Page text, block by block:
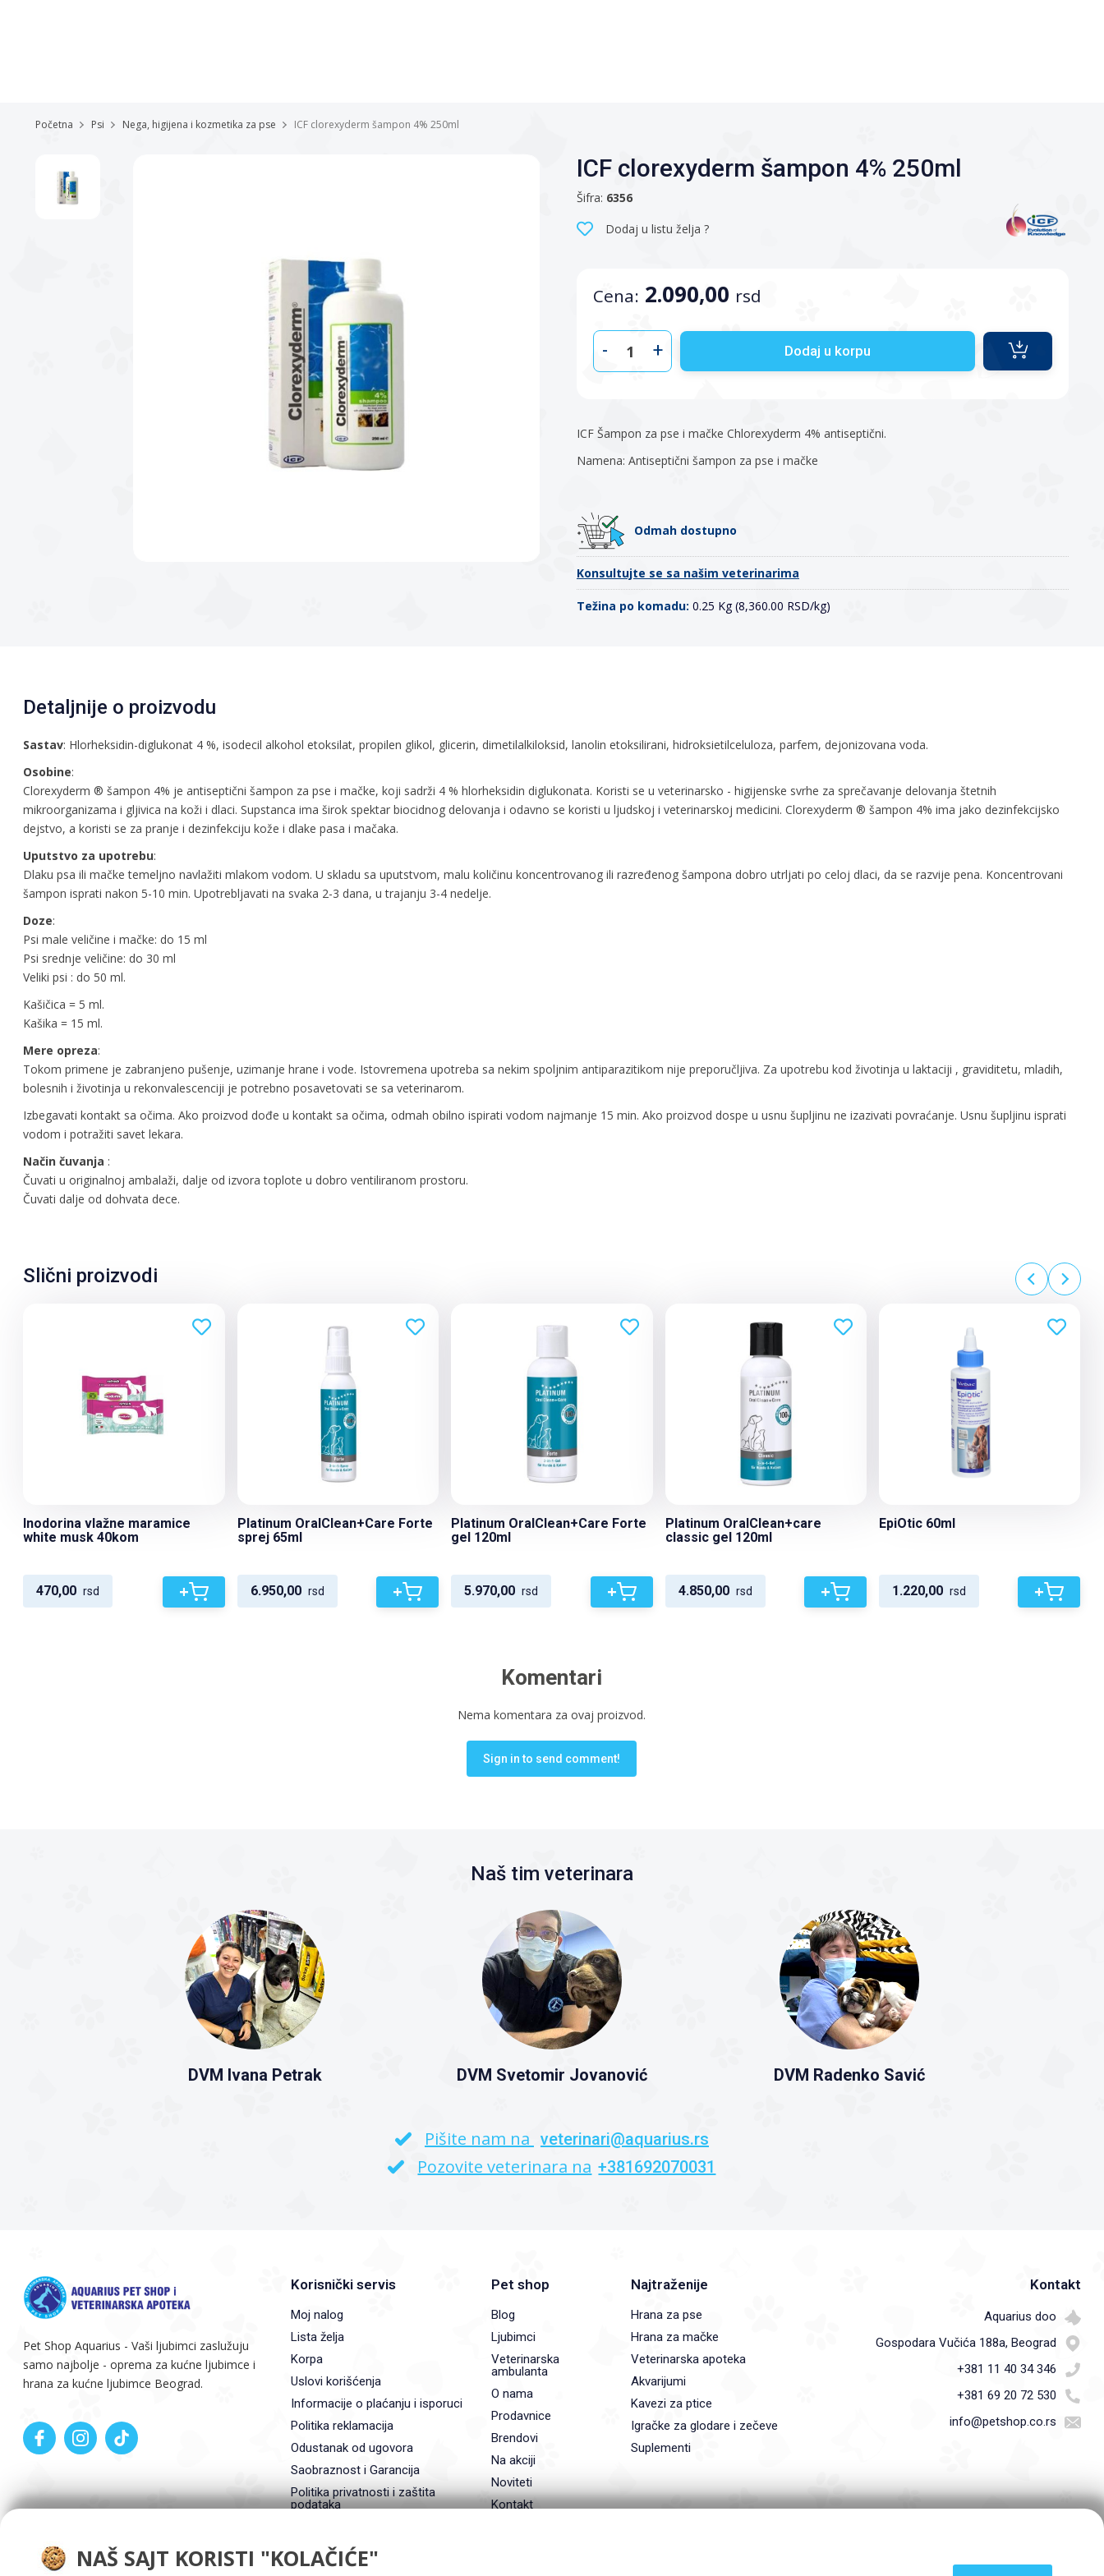
Početna Psi Nega, higijena i kozmetika za pse ICF clorexyderm šampon 4% 250ml
ICF clorexyderm šampon 4% 250ml
Šifra: 6356
Dodaj u listu želja ?
Cena: 2.090,00 rsd
- + Dodaj u korpu
ICF Šampon za pse i mačke Chlorexyderm 4% antiseptični.
Namena: Antiseptični šampon za pse i mačke
Odmah dostupno
Konsultujte se sa našim veterinarima
Težina po komadu: 0.25 Kg (8,360.00 RSD/kg)
Detaljnije o proizvodu
Sastav: Hlorheksidin-diglukonat 4 %, isodecil alkohol etoksilat, propilen glikol, glicerin, dimetilalkiloksid, lanolin etoksilirani, hidroksietilceluloza, parfem, dejonizovana voda.
Osobine:
Clorexyderm ® šampon 4% je antiseptični šampon za pse i mačke, koji sadrži 4 % hlorheksidin diglukonata. Koristi se u veterinarsko - higijenske svrhe za sprečavanje delovanja štetnih
mikroorganizama i gljivica na koži i dlaci. Supstanca ima širok spektar biocidnog delovanja i odavno se koristi u ljudskoj i veterinarskoj medicini. Clorexyderm ® šampon 4% ima jako dezinfekcijsko
dejstvo, a koristi se za pranje i dezinfekciju kože i dlake pasa i mačaka.
Uputstvo za upotrebu:
Dlaku psa ili mačke temeljno navlažiti mlakom vodom. U skladu sa uputstvom, malu količinu koncentrovanog ili razređenog šampona dobro utrljati po celoj dlaci, da se razvije pena. Koncentrovani
šampon isprati nakon 5-10 min. Upotrebljavati na svaka 2-3 dana, u trajanju 3-4 nedelje.
Doze:
Psi male veličine i mačke: do 15 ml
Psi srednje veličine: do 30 ml
Veliki psi : do 50 ml.
Kašičica = 5 ml.
Kašika = 15 ml.
Mere opreza:
Tokom primene je zabranjeno pušenje, uzimanje hrane i vode. Istovremena upotreba sa nekim spoljnim antiparazitikom nije preporučljiva. Za upotrebu kod životinja u laktaciji , graviditetu, mladih,
bolesnih i životinja u rekonvalescenciji je potrebno posavetovati se sa veterinarom.
Izbegavati kontakt sa očima. Ako proizvod dođe u kontakt sa očima, odmah obilno ispirati vodom najmanje 15 min. Ako proizvod dospe u usnu šupljinu ne izazivati povraćanje. Usnu šupljinu isprati
vodom i potražiti savet lekara.
Način čuvanja :
Čuvati u originalnoj ambalaži, dalje od izvora toplote u dobro ventiliranom prostoru.
Čuvati dalje od dohvata dece.
Slični proizvodi
Inodorina vlažne maramice
white musk 40kom
470,00 rsd +
Platinum OralClean+Care Forte
sprej 65ml
6.950,00 rsd +
Platinum OralClean+Care Forte
gel 120ml
5.970,00 rsd +
Platinum OralClean+care
classic gel 120ml
4.850,00 rsd +
EpiOtic 60ml
1.220,00 rsd +
Komentari
Nema komentara za ovaj proizvod.
Sign in to send comment!
Naš tim veterinara
DVM Ivana Petrak DVM Svetomir Jovanović DVM Radenko Savić
Pišite nam na veterinari@aquarius.rs
Pozovite veterinara na +381692070031
Pet Shop Aquarius - Vaši ljubimci zaslužuju
samo najbolje - oprema za kućne ljubimce i
hrana za kućne ljubimce Beograd.
Korisnički servis
Moj nalog
Lista želja
Korpa
Uslovi korišćenja
Informacije o plaćanju i isporuci
Politika reklamacija
Odustanak od ugovora
Saobraznost i Garancija
Politika privatnosti i zaštita
podataka
Pet shop
Blog
Ljubimci
Veterinarska
ambulanta
O nama
Prodavnice
Brendovi
Na akciji
Noviteti
Kontakt
Najtraženije
Hrana za pse
Hrana za mačke
Veterinarska apoteka
Akvarijumi
Kavezi za ptice
Igračke za glodare i zečeve
Suplementi
Kontakt
Aquarius doo
Gospodara Vučića 188a, Beograd
+381 11 40 34 346
+381 69 20 72 530
info@petshop.co.rs
NAŠ SAJT KORISTI "KOLAČIĆE"